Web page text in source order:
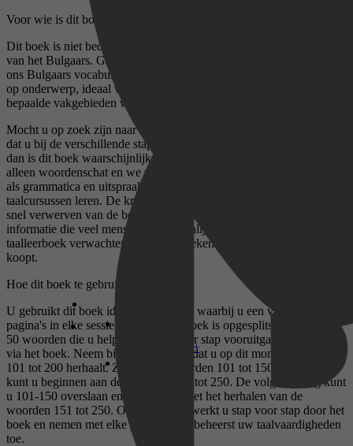
Disney+
Voor wie is dit boek niet bedoeld?
Dit boek is niet bedoeld voor personen met een gevorderde kennis
van het Bulgaars. Ga in dat geval naar onze website of zoek naar
ons Bulgaars vocabulaireboek met meer woordenlijsten gesorteerd
op onderwerp, ideaal voor gevorderden die hun taalvaardigheden op
bepaalde vakgebieden willen verbeteren.
Mocht u op zoek zijn naar een allesomvattend Bulgaars taalleerboek
dat u bij de verschillende stappen om Bulgaars te leren begeleidt,
dan is dit boek waarschijnlijk ook niet wat u zoekt. Dit boek bevat
alleen woordenschat en we verwachten dat de kopers ervan zaken
als grammatica en uitspraak met behulp van andere bronnen of via
taalcursussen leren. De kracht van dit boek ligt in zijn focus op het
snel verwerven van de belangrijkste woordenschat, ten koste van
informatie die veel mensen waarschijnlijk in een traditioneel
taalleerboek verwachten. Houd hier rekening mee als u het boek
koopt.
Hoe dit boek te gebruiken?
U gebruikt dit boek idealiter elke dag, waarbij u een vast aantal
pagina's in elke sessie herhaalt. Het boek is opgesplitst in lijsten van
50 woorden die u helpen om stap voor stap vooruitgang te boeken
via het boek. Neem bijvoorbeeld aan dat u op dit moment woorden
101 tot 200 herhaalt. Zodra u de woorden 101 tot 150 goed kent,
kunt u beginnen aan de woorden 201 tot 250. De volgende dag kunt
u 101-150 overslaan en verdergaan met het herhalen van de
woorden 151 tot 250. Op die manier werkt u stap voor stap door het
boek en nemen met elke pagina die u beheerst uw taalvaardigheden
toe.